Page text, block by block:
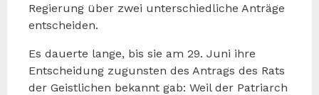
Regierung über zwei unterschiedliche Anträge
entscheiden.
Es dauerte lange, bis sie am 29. Juni ihre
Entscheidung zugunsten des Antrags des Rats
der Geistlichen bekannt gab: Weil der Patriarch